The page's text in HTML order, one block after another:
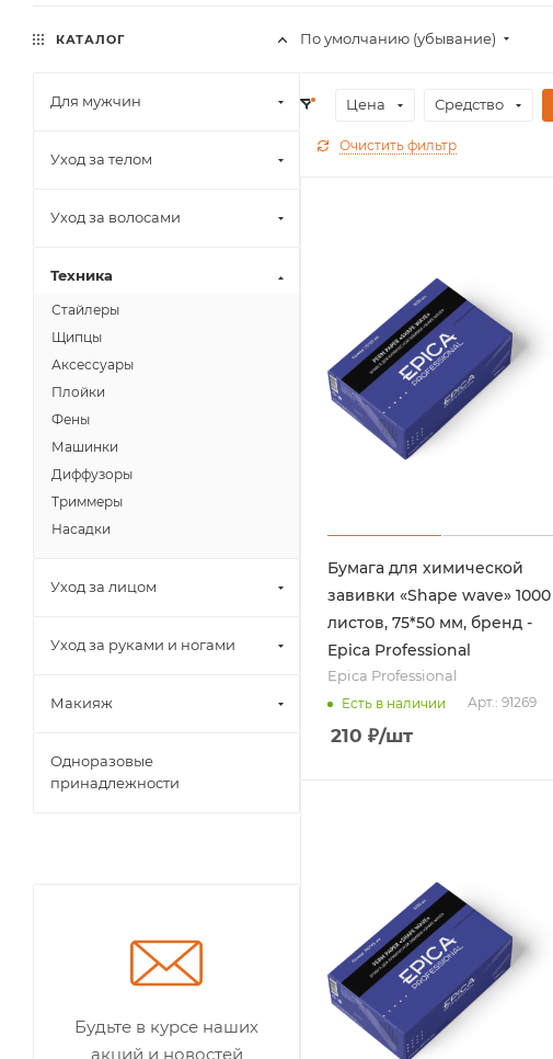
По умолчанию (убывание)
Цена Средство
Очистить фильтр
Бумага для химической
завивки «Shape wave» 1000
листов, 75*50 мм, бренд -
Epica Professional
Epica Professional
Есть в наличии Арт.: 91269
210 ₽/шт
КАТАЛОГ
Для мужчин
Уход за телом
Уход за волосами
Техника
Стайлеры
Щипцы
Аксессуары
Плойки
Фены
Машинки
Диффузоры
Триммеры
Насадки
Уход за лицом
Уход за руками и ногами
Макияж
Одноразовые
принадлежности
Будьте в курсе наших
акций и новостей